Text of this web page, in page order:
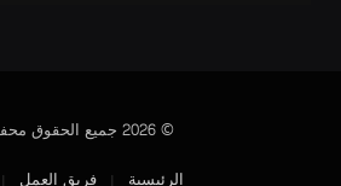
© 2026 جميع الحقوق محفوظة.
الرئيسية
فريق العمل